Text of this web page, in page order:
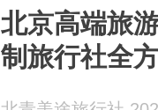
北京高端旅
制旅行社全